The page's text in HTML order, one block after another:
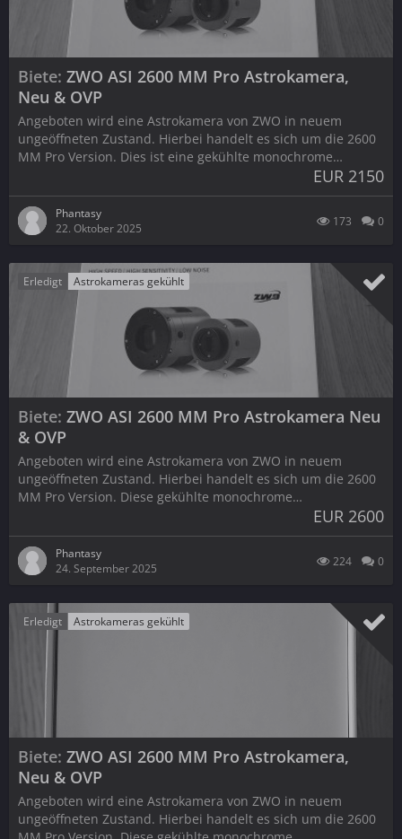
Biete ZWO ASI 2600 MM Pro Astrokamera,
Neu & OVP
Angeboten wird eine Astrokamera von ZWO in neuem
ungeöffneten Zustand. Hierbei handelt es sich um die 2600
MM Pro Version. Dies ist eine gekühlte monochrome…
EUR 2150
Phantasy
22. Oktober 2025
173 0
Erledigt Astrokameras gekühlt
Biete ZWO ASI 2600 MM Pro Astrokamera Neu
& OVP
Angeboten wird eine Astrokamera von ZWO in neuem
ungeöffneten Zustand. Hierbei handelt es sich um die 2600
MM Pro Version. Diese gekühlte monochrome…
EUR 2600
Phantasy
24. September 2025
224 0
Erledigt Astrokameras gekühlt
Biete ZWO ASI 2600 MM Pro Astrokamera,
Neu & OVP
Angeboten wird eine Astrokamera von ZWO in neuem
ungeöffneten Zustand. Hierbei handelt es sich um die 2600